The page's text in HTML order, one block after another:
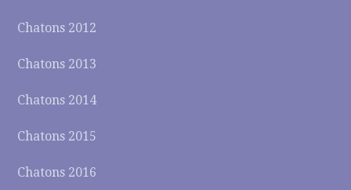
Chatons 2012
Chatons 2013
Chatons 2014
Chatons 2015
Chatons 2016